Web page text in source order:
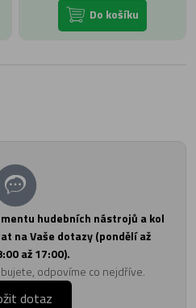
Do košíku
hudebních nástrojů a kol
na Vaše dotazy (pondělí až
až 17:00).
odpovíme co nejdříve.
dotaz